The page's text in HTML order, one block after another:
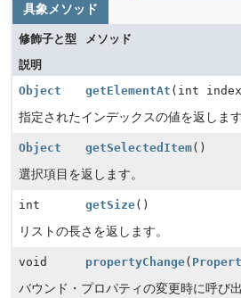
具象メソッド
修飾子と型
メソッド
説明
Object
getElementAt (int
指定されたインデックスの値を返します
Object getSelectedItem()
選択項目を返します。
int getSize()
リストの長さを返します。
void propertyChange(
バウンド・プロパティの変更時に呼び出